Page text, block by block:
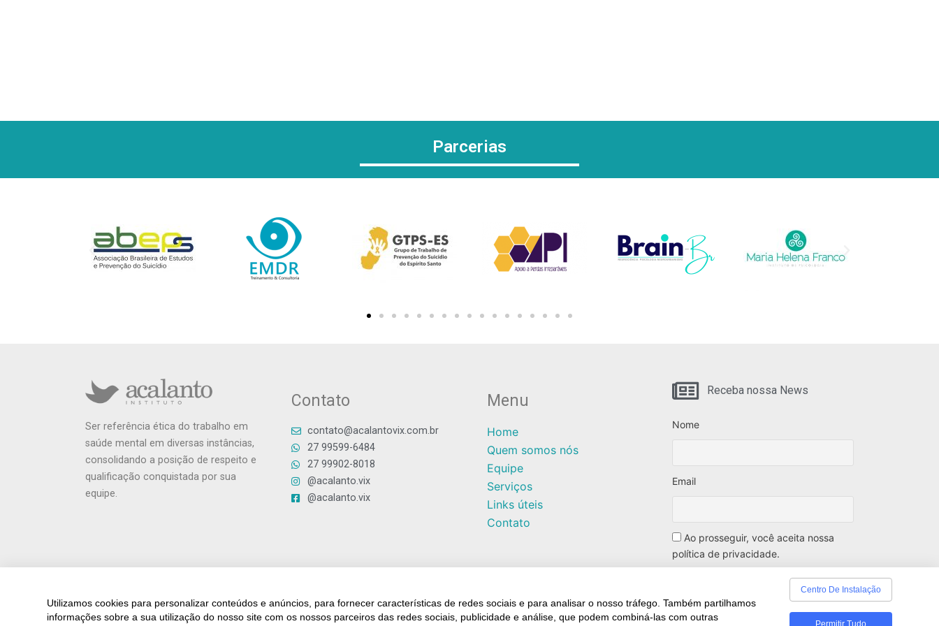
Parcerias
Ser referência ética do trabalho em
saúde mental em diversas instâncias,
consolidando a posição de respeito e
qualificação conquistada por sua
equipe.
Contato
contato@acalantovix.com.br
27 99599-6484
27 99902-8018
@acalanto.vix
@acalanto.vix
Menu
Home
Quem somos nós
Equipe
Serviços
Links úteis
Contato
Receba nossa News
Nome
Email
Ao prosseguir, você aceita nossa
política de privacidade.
Utilizamos cookies para personalizar conteúdos e anúncios, para fornecer características de redes sociais e para analisar o nosso tráfego. Também partilhamos
informações sobre a sua utilização do nosso site com os nossos parceiros das redes sociais, publicidade e análise, que podem combiná-las com outras
Centro De Instalação
Permitir Tudo